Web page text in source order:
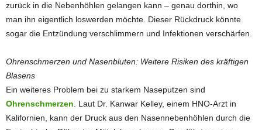
zurück in die Nebenhöhlen gelangen kann – genau dorthin, wo
man ihn eigentlich loswerden möchte. Dieser Rückdruck könnte
sogar die Entzündung verschlimmern und Infektionen verschärfen.
Ohrenschmerzen und Nasenbluten: Weitere Risiken des kräftigen
Blasens
Ein weiteres Problem bei zu starkem Naseputzen sind
Ohrenschmerzen . Laut Dr. Kanwar Kelley, einem HNO-Arzt in
Kalifornien, kann der Druck aus den Nasennebenhöhlen durch die